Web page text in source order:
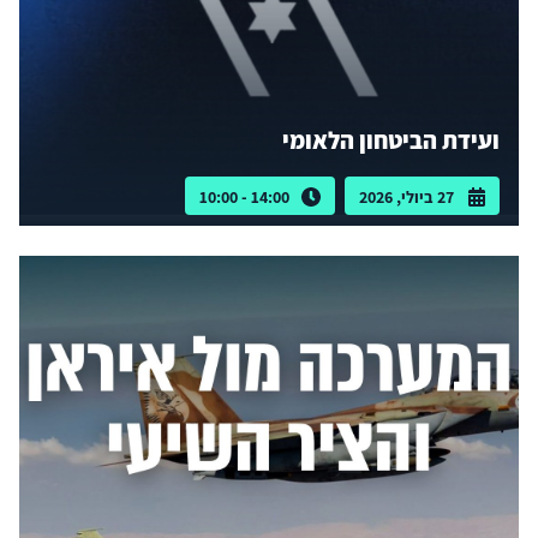
ועידת הביטחון הלאומי
27 ביולי, 2026 14:00 - 10:00